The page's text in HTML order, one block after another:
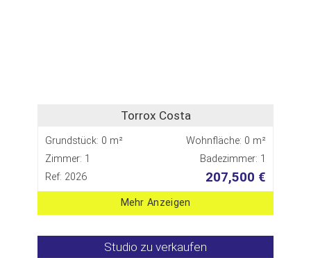
Torrox Costa
Grundstück: 0 m²
Wohnfläche: 0 m²
Zimmer: 1
Badezimmer: 1
Ref: 2026
207,500 €
Mehr Anzeigen
Studio zu verkaufen